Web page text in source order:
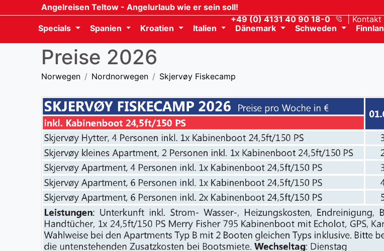
Angelreisen Teltow - Angelurlaub wie er sein soll!
+49 (0) 4131 40 90 18-0
Kontakt
Specials
Spanien Kroatien Italien Dänemark Schweden
Preise 2026
Norwegen Nordnorwegen Skjervøy Fiskecamp